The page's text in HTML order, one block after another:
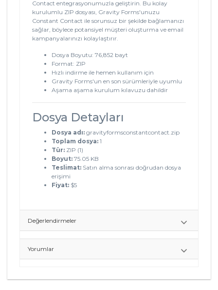
Contact entegrasyonumuzla geliştirin. Bu kolay
kurulumlu ZIP dosyası, Gravity Forms'unuzu
Constant Contact ile sorunsuz bir şekilde bağlamanızı
sağlar, böylece potansiyel müşteri oluşturma ve email
kampanyalarınızı kolaylaştırır.
Dosya Boyutu: 76,852 bayt
Format: ZIP
Hızlı indirme ile hemen kullanım için
Gravity Forms'un en son sürümleriyle uyumlu
Aşama aşama kurulum kılavuzu dahildir
Dosya Detayları
Dosya adı: gravityformsconstantcontact.zip
Toplam dosya: 1
Tür: ZIP (1)
Boyut: 75.05 KB
Teslimat: Satın alma sonrası doğrudan dosya
erişimi
Fiyat: $5
Değerlendirmeler
Yorumlar